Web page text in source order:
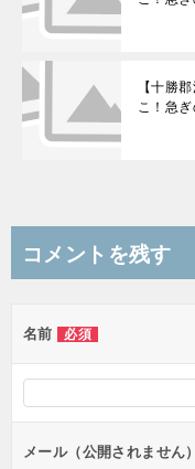
【十勝
こ！急ぎ
コメントを残す
名前 必須
メール（公開されません